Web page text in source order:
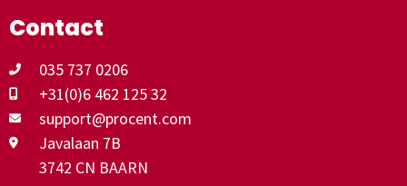
Contact
035 737 0206
+31(0)6 462 125 32
support@procent.com
Javalaan 7B
3742 CN BAARN